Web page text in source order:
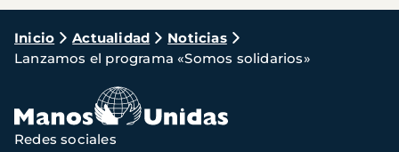
Ruta
de
navegación
Inicio Actualidad
Noticias
Lanzamos el programa «Somos solidarios»
Redes sociales